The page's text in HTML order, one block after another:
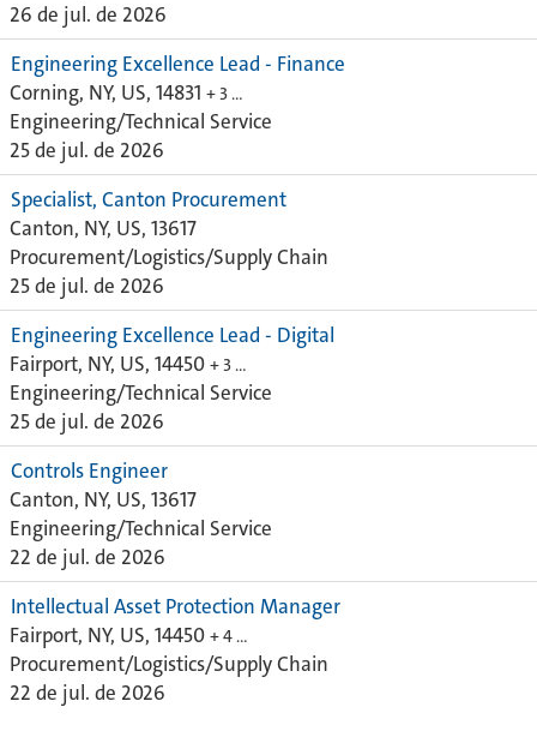
26 de jul. de 2026
Engineering Excellence Lead - Finance
Corning, NY, US, 14831 + 3 …
Engineering/Technical Service
25 de jul. de 2026
Specialist, Canton Procurement
Canton, NY, US, 13617
Procurement/Logistics/Supply Chain
25 de jul. de 2026
Engineering Excellence Lead - Digital
Fairport, NY, US, 14450 + 3 …
Engineering/Technical Service
25 de jul. de 2026
Controls Engineer
Canton, NY, US, 13617
Engineering/Technical Service
22 de jul. de 2026
Intellectual Asset Protection Manager
Fairport, NY, US, 14450 + 4 …
Procurement/Logistics/Supply Chain
22 de jul. de 2026